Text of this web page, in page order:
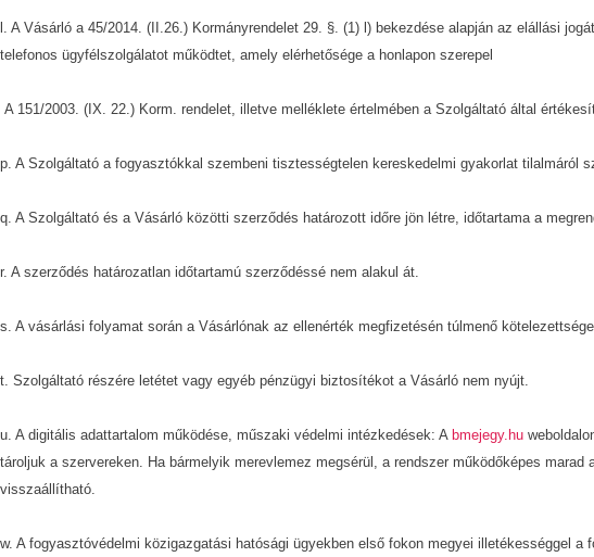
l. A Vásárló a 45/2014. (II.26.) Kormányrendelet 29. §. (1) l) bekezdése alapján az elállási
telefonos ügyfélszolgálatot működtet, amely elérhetősége a honlapon szerepel
A 151/2003. (IX. 22.) Korm. rendelet, illetve melléklete értelmében a Szolgáltató által
p. A Szolgáltató a fogyasztókkal szembeni tisztességtelen kereskedelmi gyakorlat
q. A Szolgáltató és a Vásárló közötti szerződés határozott időre jön létre, időtartama a
r. A szerződés határozatlan időtartamú szerződéssé nem alakul át.
s. A vásárlási folyamat során a Vásárlónak az ellenérték megfizetésén túlmenő
t. Szolgáltató részére letétet vagy egyéb pénzügyi biztosítékot a Vásárló nem nyújt.
u. A digitális adattartalom működése, műszaki védelmi intézkedések: A bmejegy.hu
tároljuk a szervereken. Ha bármelyik merevlemez megsérül, a rendszer működőképes
visszaállítható.
w. A fogyasztóvédelmi közigazgatási hatósági ügyekben első fokon megyei illetékességgel